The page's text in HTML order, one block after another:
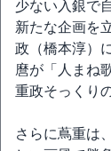
少ない入銀で
新たな企画を
政（橋本淳）
麿が「人まね
重政そっくり
さらに蔦重は